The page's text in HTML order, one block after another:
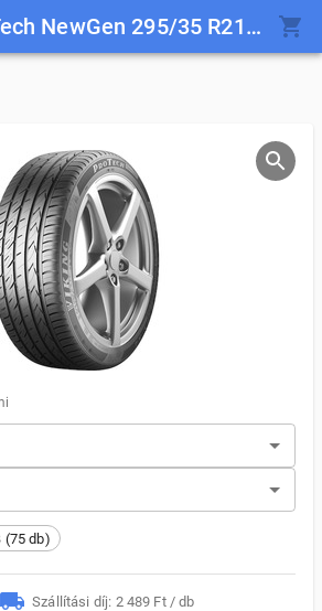
Viking ProTech NewGen 295/35 R21 107 Y FR XL
(75 db)
Szállítási díj: 2 489 Ft / db